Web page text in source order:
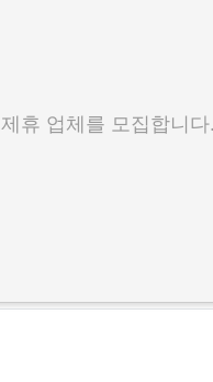
제휴 업체를 모집합니다.